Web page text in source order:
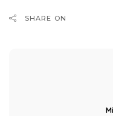
SHARE ON